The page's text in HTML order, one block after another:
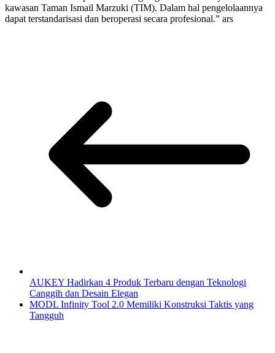
kawasan Taman Ismail Marzuki (TIM). Dalam hal pengelolaannya
dapat terstandarisasi dan beroperasi secara profesional.” ars
AUKEY Hadirkan 4 Produk Terbaru dengan Teknologi
Canggih dan Desain Elegan
MODL Infinity Tool 2.0 Memiliki Konstruksi Taktis yang
Tangguh